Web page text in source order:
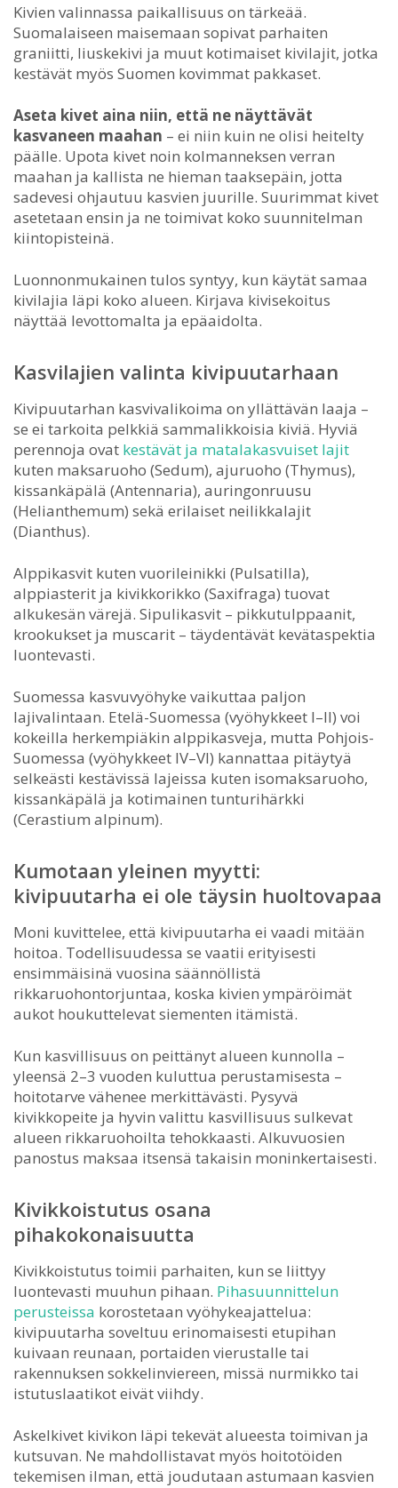
Kivien valinnassa paikallisuus on tärkeää.
Suomalaiseen maisemaan sopivat parhaiten
graniitti, liuskekivi ja muut kotimaiset kivilajit, jotka
kestävät myös Suomen kovimmat pakkaset.
Aseta kivet aina niin, että ne näyttävät
kasvaneen maahan – ei niin kuin ne olisi heitelty
päälle. Upota kivet noin kolmanneksen verran
maahan ja kallista ne hieman taaksepäin, jotta
sadevesi ohjautuu kasvien juurille. Suurimmat kivet
asetetaan ensin ja ne toimivat koko suunnitelman
kiintopisteinä.
Luonnonmukainen tulos syntyy, kun käytät samaa
kivilajia läpi koko alueen. Kirjava kivisekoitus
näyttää levottomalta ja epäaidolta.
Kasvilajien valinta kivipuutarhaan
Kivipuutarhan kasvivalikoima on yllättävän laaja –
se ei tarkoita pelkkiä sammalikkoisia kiviä. Hyviä
perennoja ovat kestävät ja matalakasvuiset lajit
kuten maksaruoho (Sedum), ajuruoho (Thymus),
kissankäpälä (Antennaria), auringonruusu
(Helianthemum) sekä erilaiset neilikkalajit
(Dianthus).
Alppikasvit kuten vuorileinikki (Pulsatilla),
alppiasterit ja kivikkorikko (Saxifraga) tuovat
alkukesän värejä. Sipulikasvit – pikkutulppaanit,
krookukset ja muscarit – täydentävät kevätaspektia
luontevasti.
Suomessa kasvuvyöhyke vaikuttaa paljon
lajivalintaan. Etelä-Suomessa (vyöhykkeet I–II) voi
kokeilla herkempiäkin alppikasveja, mutta Pohjois-
Suomessa (vyöhykkeet IV–VI) kannattaa pitäytyä
selkeästi kestävissä lajeissa kuten isomaksaruoho,
kissankäpälä ja kotimainen tunturihärkki
(Cerastium alpinum).
Kumotaan yleinen myytti:
kivipuutarha ei ole täysin huoltovapaa
Moni kuvittelee, että kivipuutarha ei vaadi mitään
hoitoa. Todellisuudessa se vaatii erityisesti
ensimmäisinä vuosina säännöllistä
rikkaruohontorjuntaa, koska kivien ympäröimät
aukot houkuttelevat siementen itämistä.
Kun kasvillisuus on peittänyt alueen kunnolla –
yleensä 2–3 vuoden kuluttua perustamisesta –
hoitotarve vähenee merkittävästi. Pysyvä
kivikkopeite ja hyvin valittu kasvillisuus sulkevat
alueen rikkaruohoilta tehokkaasti. Alkuvuosien
panostus maksaa itsensä takaisin moninkertaisesti.
Kivikkoistutus osana
pihakokonaisuutta
Kivikkoistutus toimii parhaiten, kun se liittyy
luontevasti muuhun pihaan. Pihasuunnittelun
perusteissa korostetaan vyöhykeajattelua:
kivipuutarha soveltuu erinomaisesti etupihan
kuivaan reunaan, portaiden vierustalle tai
rakennuksen sokkelinviereen, missä nurmikko tai
istutuslaatikot eivät viihdy.
Askelkivet kivikon läpi tekevät alueesta toimivan ja
kutsuvan. Ne mahdollistavat myös hoitotöiden
tekemisen ilman, että joudutaan astumaan kasvien